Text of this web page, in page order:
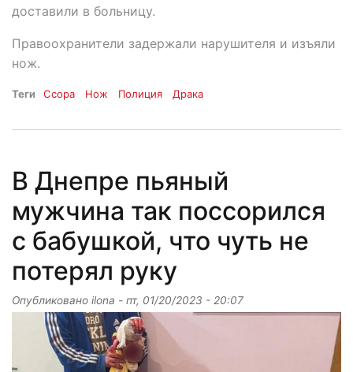
доставили в больницу.
Правоохранители задержали нарушителя и изъяли
нож.
Теги Ссора Нож Полиция Драка
В Днепре пьяный
мужчина так поссорился
с бабушкой, что чуть не
потерял руку
Опубликовано ilona - пт, 01/20/2023 - 20:07